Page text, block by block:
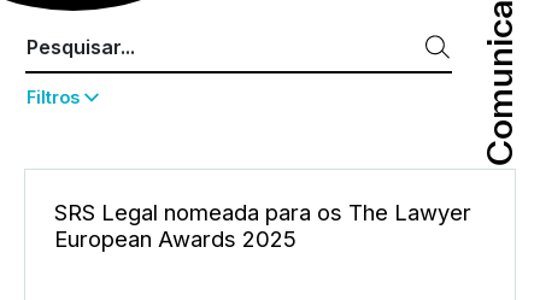
Comunicação
Comunicação
Filtros
SRS Legal nomeada para os The Lawyer
European Awards 2025